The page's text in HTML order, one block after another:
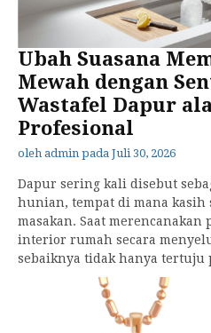
Ubah Suasana
Mewah dengan
Wastafel Dapur
Profesional
oleh admin pada Juli 30, 2026
Dapur sering kali disebut
hunian, tempat di mana kasih
masakan. Saat
interior rumah secara
sebaiknya tidak hanya tertuju